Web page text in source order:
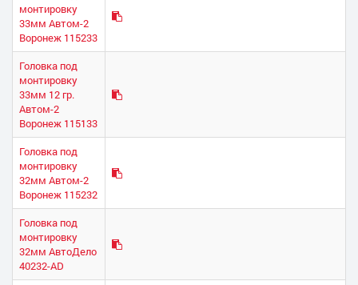
монтировку
33мм Автом-2
Воронеж 115233
Головка под
монтировку
33мм 12 гр.
Автом-2
Воронеж 115133
Головка под
монтировку
32мм Автом-2
Воронеж 115232
Головка под
монтировку
32мм АвтоДело
40232-AD